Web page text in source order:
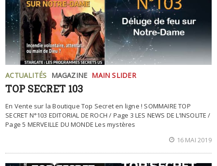
ACTUALITÉS MAGAZINE MAIN SLIDER
TOP SECRET 103
En Vente sur la Boutique Top Secret en ligne ! SOMMAIRE TOP
SECRET N°103 EDITORIAL DE ROCH / Page 3 LES NEWS DE L’INSOLITE /
Page 5 MERVEILLE DU MONDE Les mystères
16 MAI 2019